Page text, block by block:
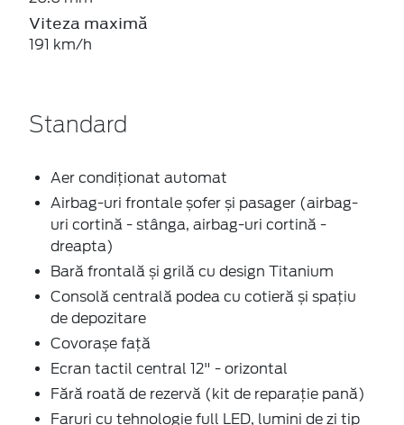
Viteza maximă
191 km/h
Standard
Aer condiționat automat
Airbag-uri frontale șofer și pasager (airbag-
uri cortină - stânga, airbag-uri cortină -
dreapta)
Bară frontală și grilă cu design Titanium
Consolă centrală podea cu cotieră și spațiu
de depozitare
Covorașe față
Ecran tactil central 12" - orizontal
Fără roată de rezervă (kit de reparație pană)
Faruri cu tehnologie full LED, lumini de zi tip